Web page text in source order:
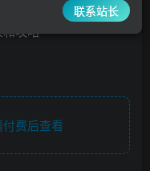
攻略
费后查看
联系站长